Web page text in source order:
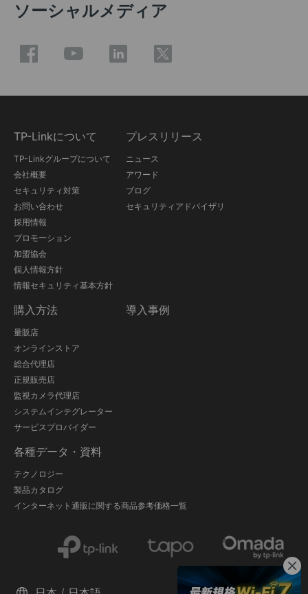
ソーシャルメディア
TP-Linkについて
TP-Linkグループについて
会社概要
セキュリティ対策
お問い合わせ
採用情報
プロモーション
加盟協会
個人情報方針
情報セキュリティ基本方針
プレスリリース
ニュース
アワード
ブログ
セキュリティアドバイザリ
購入方法
量販店
オンラインストア
総合代理店
正規販売店
監視カメラ代理店
システムインテグレーター
サービスプロバイダー
導入事例
各種データ・資料
テクノロジー
製品カタログ
インターネット通販に関する商品参考価格一覧